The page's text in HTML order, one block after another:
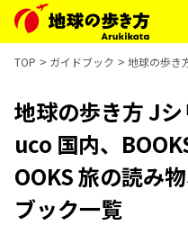
TOP ガイドブック 地球の歩き
地球の歩き方 J
uco 国内、
OOKS 旅の読み
ブック一覧